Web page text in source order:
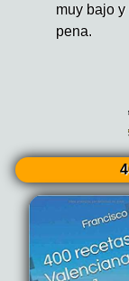
muy bajo
pena.